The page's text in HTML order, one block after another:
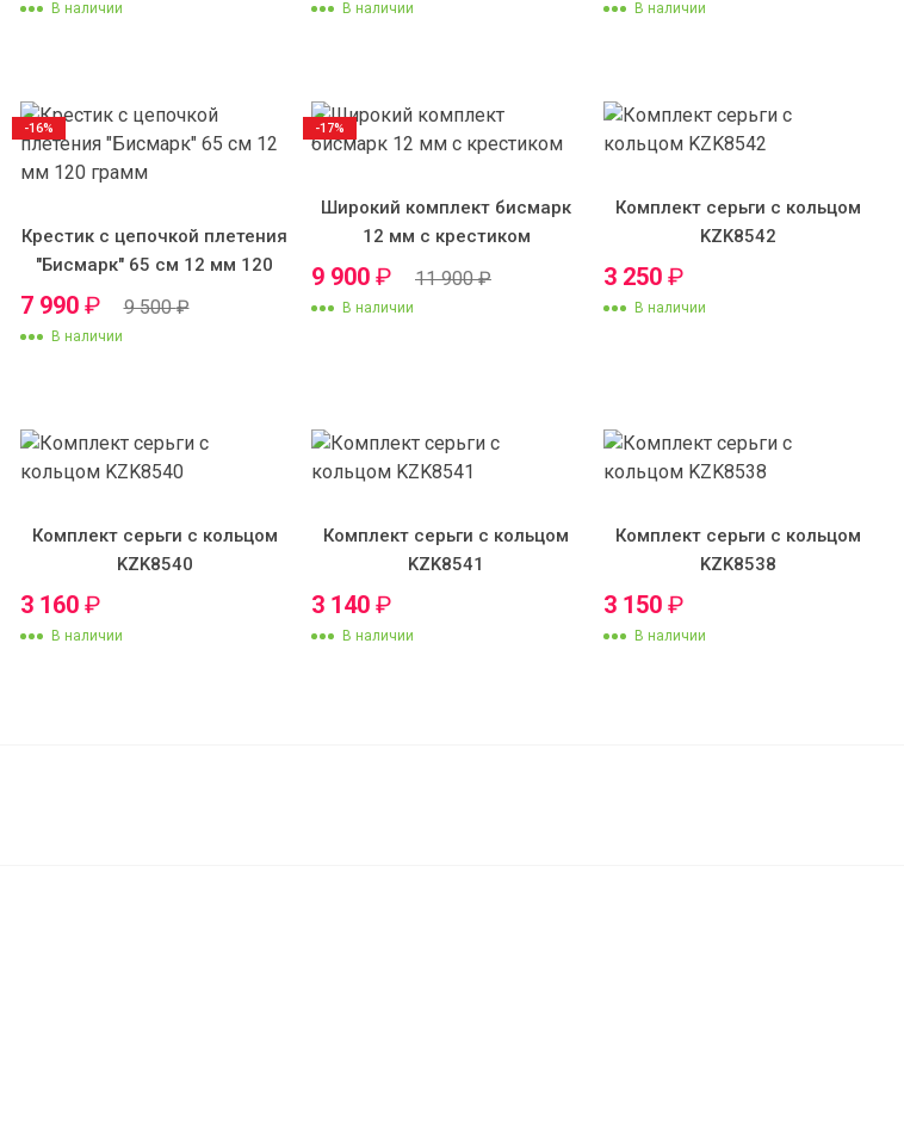
В наличии В наличии В наличии
Крестик с цепочкой плетения
"Бисмарк" 65 см 12 мм 120
7 990 ₽ 9 500₽
В наличии
-16%
Широкий комплект бисмарк
12 мм с крестиком
9 900 ₽ 11 900₽
В наличии
-17%
Комплект серьги с кольцом
KZK8542
3 250 ₽
В наличии
Комплект серьги с кольцом
KZK8540
3 160 ₽
В наличии
Комплект серьги с кольцом
KZK8541
3 140 ₽
В наличии
Комплект серьги с кольцом
KZK8538
3 150 ₽
В наличии